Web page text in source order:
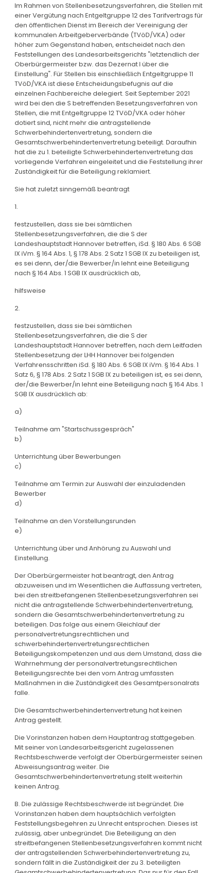
Im Rahmen von Stellenbesetzungsverfahren, die Stellen mit
einer Vergütung nach Entgeltgruppe 12 des Tarifvertrags für
den öffentlichen Dienst im Bereich der Vereinigung der
kommunalen Arbeitgeberverbände (TVöD/VKA) oder
höher zum Gegenstand haben, entscheidet nach den
Feststellungen des Landesarbeitsgerichts "letztendlich der
Oberbürgermeister bzw. das Dezernat I über die
Einstellung". Für Stellen bis einschließlich Entgeltgruppe 11
TVöD/VKA ist diese Entscheidungsbefugnis auf die
einzelnen Fachbereiche delegiert. Seit September 2021
wird bei den die S betreffenden Besetzungsverfahren von
Stellen, die mit Entgeltgruppe 12 TVöD/VKA oder höher
dotiert sind, nicht mehr die antragstellende
Schwerbehindertenvertretung, sondern die
Gesamtschwerbehindertenvertretung beteiligt. Daraufhin
hat die zu 1. beteiligte Schwerbehindertenvertretung das
vorliegende Verfahren eingeleitet und die Feststellung ihrer
Zuständigkeit für die Beteiligung reklamiert.
Sie hat zuletzt sinngemäß beantragt
1.
festzustellen, dass sie bei sämtlichen
Stellenbesetzungsverfahren, die die S der
Landeshauptstadt Hannover betreffen, iSd. § 180 Abs. 6 SGB
IX iVm. § 164 Abs. 1, § 178 Abs. 2 Satz 1 SGB IX zu beteiligen ist,
es sei denn, der/die Bewerber/in lehnt eine Beteiligung
nach § 164 Abs. 1 SGB IX ausdrücklich ab,
hilfsweise
2.
festzustellen, dass sie bei sämtlichen
Stellenbesetzungsverfahren, die die S der
Landeshauptstadt Hannover betreffen, nach dem Leitfaden
Stellenbesetzung der LHH Hannover bei folgenden
Verfahrensschritten iSd. § 180 Abs. 6 SGB IX iVm. § 164 Abs. 1
Satz 6, § 178 Abs. 2 Satz 1 SGB IX zu beteiligen ist, es sei denn,
der/die Bewerber/in lehnt eine Beteiligung nach § 164 Abs. 1
SGB IX ausdrücklich ab:
a)
Teilnahme am "Startschussgespräch"
b)
Unterrichtung über Bewerbungen
c)
Teilnahme am Termin zur Auswahl der einzuladenden
Bewerber
d)
Teilnahme an den Vorstellungsrunden
e)
Unterrichtung über und Anhörung zu Auswahl und
Einstellung.
Der Oberbürgermeister hat beantragt, den Antrag
abzuweisen und im Wesentlichen die Auffassung vertreten,
bei den streitbefangenen Stellenbesetzungsverfahren sei
nicht die antragstellende Schwerbehindertenvertretung,
sondern die Gesamtschwerbehindertenvertretung zu
beteiligen. Das folge aus einem Gleichlauf der
personalvertretungsrechtlichen und
schwerbehindertenvertretungsrechtlichen
Beteiligungskompetenzen und aus dem Umstand, dass die
Wahrnehmung der personalvertretungsrechtlichen
Beteiligungsrechte bei den vom Antrag umfassten
Maßnahmen in die Zuständigkeit des Gesamtpersonalrats
falle.
Die Gesamtschwerbehindertenvertretung hat keinen
Antrag gestellt.
Die Vorinstanzen haben dem Hauptantrag stattgegeben.
Mit seiner von Landesarbeitsgericht zugelassenen
Rechtsbeschwerde verfolgt der Oberbürgermeister seinen
Abweisungsantrag weiter. Die
Gesamtschwerbehindertenvertretung stellt weiterhin
keinen Antrag.
B. Die zulässige Rechtsbeschwerde ist begründet. Die
Vorinstanzen haben dem hauptsächlich verfolgten
Feststellungsbegehren zu Unrecht entsprochen. Dieses ist
zulässig, aber unbegründet. Die Beteiligung an den
streitbefangenen Stellenbesetzungsverfahren kommt nicht
der antragstellenden Schwerbehindertenvertretung zu,
sondern fällt in die Zuständigkeit der zu 3. beteiligten